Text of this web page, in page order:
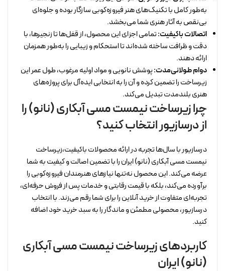
به‌طور کامل با تکنیک‌های هنر فیروزه‌کوبی سازگار بوده و جلوه‌ای
بی‌نقص به آثار هنری شما می‌بخشد.
اتصالات باکیفیت:تمامی اجزای این محصول، از قفل‌ها تا زنجیرها، با
دقت و ظرافت ساخته شده‌اند تا استحکام و زیبایی را به‌طور همزمان
ارائه دهند.
دوام طولانی‌مدت:پوشش نانویی و مواد اولیه مرغوب، طول عمر این
زیرساخت را تضمین کرده و آن را به انتخابی ایده‌آل برای پروژه‌های
هنری بلندمدت تبدیل می‌کند.
چرا زیرساخت نیمست مسی آبکاری (نانو) را
از درسازیور انتخاب کنید؟
درسازیور با سال‌ها تجربه در ارائه محصولات باکیفیت،زیرساخت
نیمست مسی آبکاری (نانو) ایران را با تضمین اصالت و کیفیت به شما
عرضه می‌کند. این محصول نه‌تنها نیازهای هنرمندان فیروزه‌کوبی را
برآورده می‌کند، بلکه با قیمت رقابتی و خدمات پس از فروش حرفه‌ای،
تجربه‌ای متفاوت از خرید آنلاین را برای شما رقم می‌زند. با انتخاب
درسازیور، محصولی مطمئن و ماندگار را به سبد خرید خود اضافه
کنید.
کاربردهای زیرساخت نیمست مسی آبکاری
(نانو) ایران